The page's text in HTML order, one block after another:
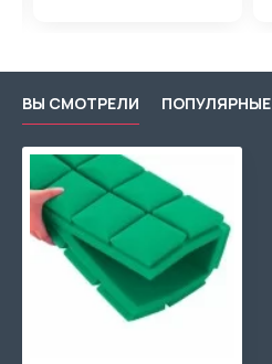
ВЫ СМОТРЕЛИ ПОПУЛЯРНЫЕ